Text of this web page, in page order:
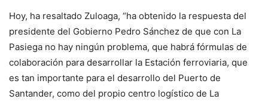
Hoy, ha resaltado Zuloaga, “ha obtenido la respuesta del
presidente del Gobierno Pedro Sánchez de que con La
Pasiega no hay ningún problema, que habrá fórmulas de
colaboración para desarrollar la Estación ferroviaria, que
es tan importante para el desarrollo del Puerto de
Santander, como del propio centro logístico de La